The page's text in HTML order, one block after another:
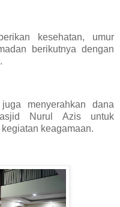
kesehatan, umur
berikutnya dengan
menyerahkan dana
Nurul Azis untuk
keagamaan.